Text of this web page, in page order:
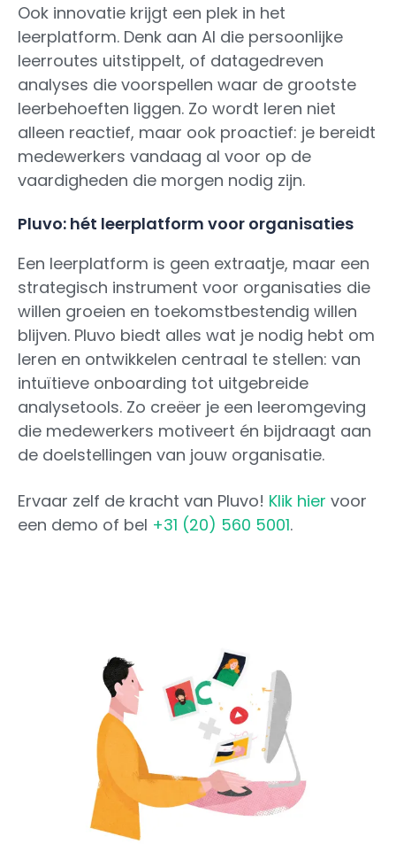
Ook innovatie krijgt een plek in het
leerplatform. Denk aan AI die persoonlijke
leerroutes uitstippelt, of datagedreven
analyses die voorspellen waar de grootste
leerbehoeften liggen. Zo wordt leren niet
alleen reactief, maar ook proactief: je bereidt
medewerkers vandaag al voor op de
vaardigheden die morgen nodig zijn.
Pluvo: hét leerplatform voor organisaties
Een leerplatform is geen extraatje, maar een
strategisch instrument voor organisaties die
willen groeien en toekomstbestendig willen
blijven. Pluvo biedt alles wat je nodig hebt om
leren en ontwikkelen centraal te stellen: van
intuïtieve onboarding tot uitgebreide
analysetools. Zo creëer je een leeromgeving
die medewerkers motiveert én bijdraagt aan
de doelstellingen van jouw organisatie.
Ervaar zelf de kracht van Pluvo! Klik hier voor
een demo of bel +31 (20) 560 5001.